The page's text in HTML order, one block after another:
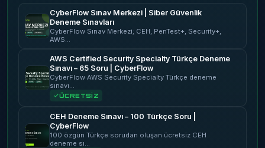
CyberFlow Sınav Merkezi | Siber Güvenlik
Deneme Sınavları
CyberFlow Sınav Merkezi; CEH, PenTest+, Security+,
AWS…
AWS Certified Security Specialty Türkçe Deneme
Sınavı – 65 Soru | CyberFlow
CyberFlow AWS Security Specialty Türkçe deneme
sınavı…
ÜCRETSİZ
CEH Deneme Sınavı – 100 Türkçe Soru |
CyberFlow
100 özgün Türkçe sorudan oluşan ücretsiz CEH
deneme sı…